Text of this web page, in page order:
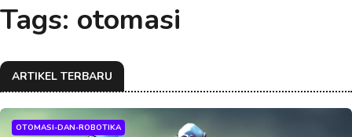
Tags: otomasi
ARTIKEL TERBARU
OTOMASI-DAN-ROBOTIKA